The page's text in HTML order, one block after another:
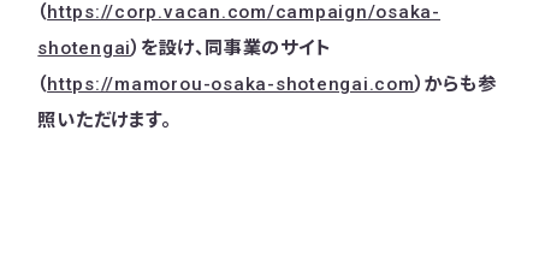
（https://corp.vacan.com/campaign/osaka-
shotengai）を設け、同事業のサイト
（https://mamorou-osaka-shotengai.com）からも参
照いただけます。